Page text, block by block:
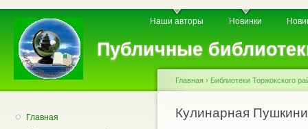
Публичные
Главное меню Наши авторы Новинки
Вторичное меню
Главная
Вы здесь
Главная › Библиотеки Торжокского
Кулинарная